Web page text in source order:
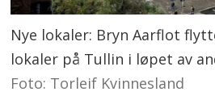
Nye lokaler: Bryn Aarflot
lokaler på Tullin i løpet av
Foto: Torleif Kvinnesland